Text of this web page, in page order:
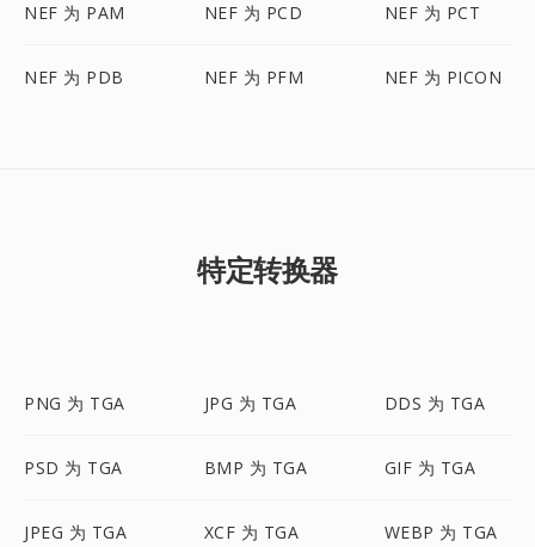
NEF 为 PAM NEF 为 PCD NEF 为 PCT
NEF 为 PDB NEF 为 PFM NEF 为 PICON
特定转换器
PNG 为 TGA JPG 为 TGA DDS 为 TGA
PSD 为 TGA BMP 为 TGA GIF 为 TGA
JPEG 为 TGA XCF 为 TGA WEBP 为 TGA